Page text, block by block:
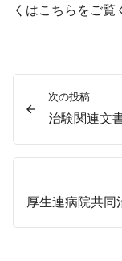
くはこちら をご覧
次の投稿